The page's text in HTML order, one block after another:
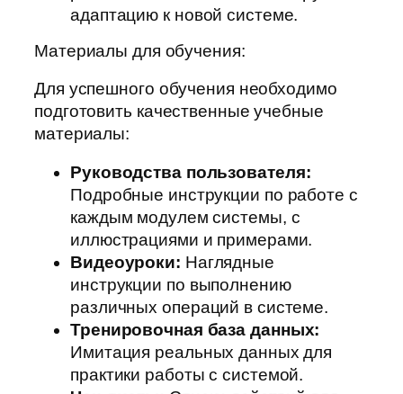
адаптацию к новой системе.
Материалы для обучения:
Для успешного обучения необходимо
подготовить качественные учебные
материалы:
Руководства пользователя:
Подробные инструкции по работе с
каждым модулем системы, с
иллюстрациями и примерами.
Видеоуроки: Наглядные
инструкции по выполнению
различных операций в системе.
Тренировочная база данных:
Имитация реальных данных для
практики работы с системой.